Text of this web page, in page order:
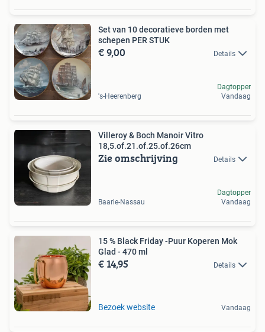
Set van 10 decoratieve borden met
schepen PER STUK
€ 9,00 Details
's-Heerenberg
Dagtopper
Vandaag
Villeroy & Boch Manoir Vitro
18,5.of.21.of.25.of.26cm
Zie omschrijving Details
Baarle-Nassau
Dagtopper
Vandaag
15 % Black Friday -Puur Koperen Mok
Glad - 470 ml
€ 14,95 Details
Bezoek website Vandaag